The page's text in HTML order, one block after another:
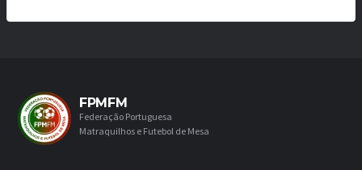
FPMFM
Federação Portuguesa
Matraquilhos e Futebol de Mesa